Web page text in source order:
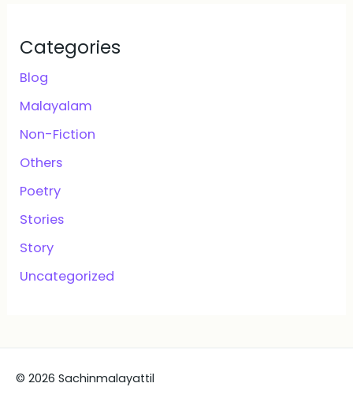
Categories
Blog
Malayalam
Non-Fiction
Others
Poetry
Stories
Story
Uncategorized
© 2026 Sachinmalayattil